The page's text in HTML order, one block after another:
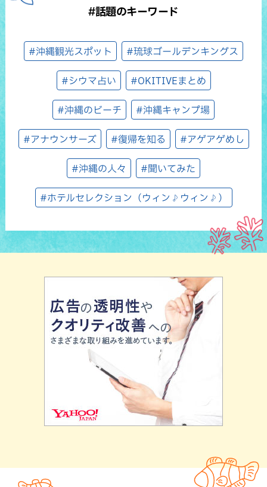
#話題のキーワード
#沖縄観光スポット #琉球ゴールデンキングス
#シウマ占い #OKITIVEまとめ
#沖縄のビーチ #沖縄キャンプ場
#アナウンサーズ #復帰を知る #アゲアゲめし
#沖縄の人々 #聞いてみた
#ホテルセレクション（ウィン♪ウィン♪）